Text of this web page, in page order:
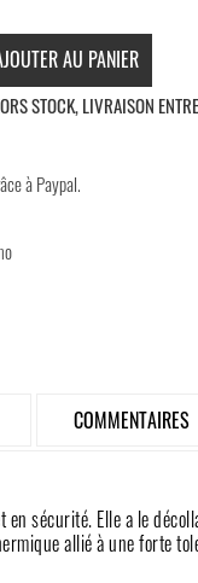
AU PANIER
STOCK, LIVRAISON
à Paypal.
COMMENTAIRES
sécurité. Elle a le
allié à une forte